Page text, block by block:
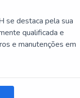
se destaca pela sua
qualificada e
e manutenções em